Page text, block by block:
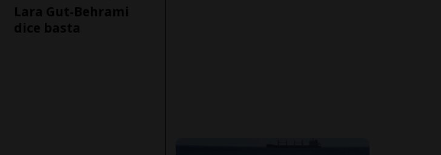
Lara Gut-Behrami
dice basta